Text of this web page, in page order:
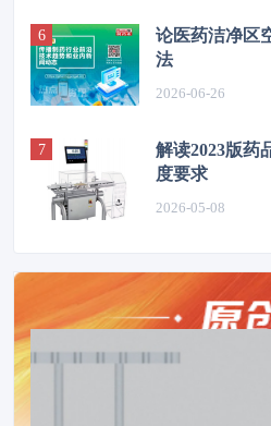
论医药洁净区
法
2026-06-26
解读2023版药
度要求
2026-05-08